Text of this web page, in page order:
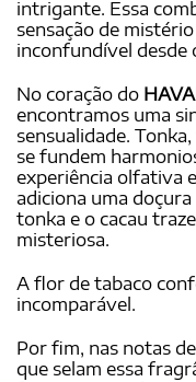
intrigante. Essa
sensação de
inconfundível desde
No coração do
encontramos uma
sensualidade.
se fundem
experiência olfativa
adiciona uma
tonka e o cacau
misteriosa.
A flor de tabaco
incomparável.
Por fim, nas notas
que selam essa